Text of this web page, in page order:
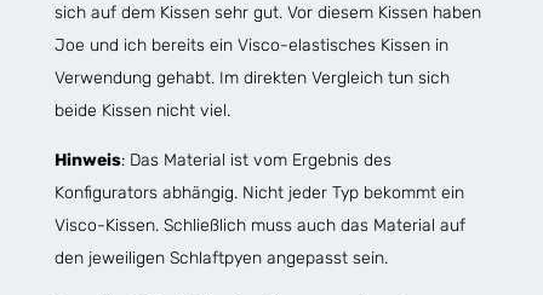
sich auf dem Kissen sehr gut. Vor diesem Kissen haben
Joe und ich bereits ein Visco-elastisches Kissen in
Verwendung gehabt. Im direkten Vergleich tun sich
beide Kissen nicht viel.
Hinweis: Das Material ist vom Ergebnis des
Konfigurators abhängig. Nicht jeder Typ bekommt ein
Visco-Kissen. Schließlich muss auch das Material auf
den jeweiligen Schlaftpyen angepasst sein.